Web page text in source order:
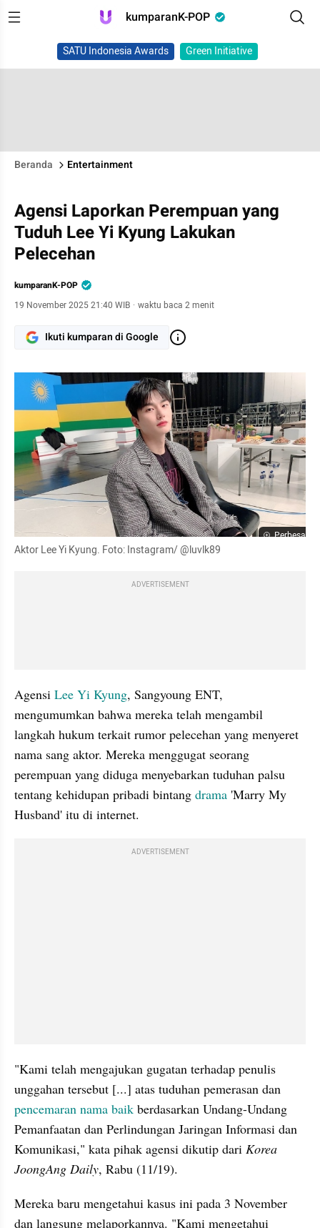
kumparanK-POP
SATU Indonesia Awards Green Initiative
Beranda Entertainment
Agensi Laporkan Perempuan yang
Tuduh Lee Yi Kyung Lakukan
Pelecehan
kumparanK-POP
19 November 2025 21:40 WIB · waktu baca 2 menit
Ikuti kumparan di Google
Perbesar
Aktor Lee Yi Kyung. Foto: Instagram/ @luvlk89
ADVERTISEMENT
Agensi Lee Yi Kyung, Sangyoung ENT,
mengumumkan bahwa mereka telah mengambil
langkah hukum terkait rumor pelecehan yang menyeret
nama sang aktor. Mereka menggugat seorang
perempuan yang diduga menyebarkan tuduhan palsu
tentang kehidupan pribadi bintang drama 'Marry My
Husband' itu di internet.
ADVERTISEMENT
"Kami telah mengajukan gugatan terhadap penulis
pencemaran nama baik berdasarkan Undang-Undang
Pemanfaatan dan Perlindungan Jaringan Informasi dan
Komunikasi," kata pihak agensi dikutip dari Korea
JoongAng Daily, Rabu (11/19).
Mereka baru mengetahui kasus ini pada 3 November
dan langsung melaporkannya. "Kami mengetahui